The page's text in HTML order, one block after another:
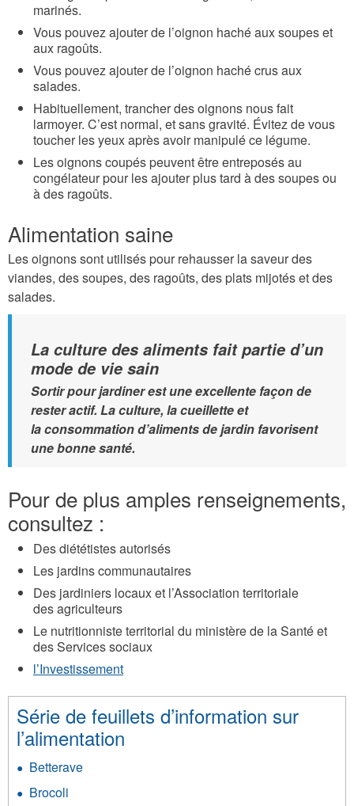
marinés.
Vous pouvez ajouter de l’oignon haché aux soupes et
aux ragoûts.
Vous pouvez ajouter de l’oignon haché crus aux
salades.
Habituellement, trancher des oignons nous fait
larmoyer. C’est normal, et sans gravité. Évitez de vous
toucher les yeux après avoir manipulé ce légume.
Les oignons coupés peuvent être entreposés au
congélateur pour les ajouter plus tard à des soupes ou
à des ragoûts.
Alimentation saine
Les oignons sont utilisés pour rehausser la saveur des
viandes, des soupes, des ragoûts, des plats mijotés et des
salades.
La culture des aliments fait partie d’un
mode de vie sain
Sortir pour jardiner est une excellente façon de
rester actif. La culture, la cueillette et
la consommation d’aliments de jardin favorisent
une bonne santé.
Pour de plus amples renseignements,
consultez :
Des diététistes autorisés
Les jardins communautaires
Des jardiniers locaux et l’Association territoriale
des agriculteurs
Le nutritionniste territorial du ministère de la Santé et
des Services sociaux
l’Investissement
Série de feuillets d’information sur
l’alimentation
Betterave
Brocoli